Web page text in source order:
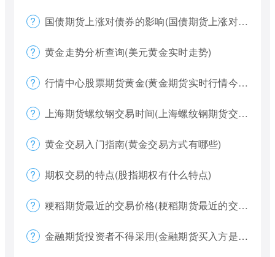
国债期货上涨对债券的影响(国债期货上涨对债券的影响大吗)
黄金走势分析查询(美元黄金实时走势)
行情中心股票期货黄金(黄金期货实时行情今天)
上海期货螺纹钢交易时间(上海螺纹钢期货交割)
黄金交易入门指南(黄金交易方式有哪些)
期权交易的特点(股指期权有什么特点)
粳稻期货最近的交易价格(粳稻期货最近的交易价格是什么)
金融期货投资者不得采用(金融期货买入方是否有履约权利)